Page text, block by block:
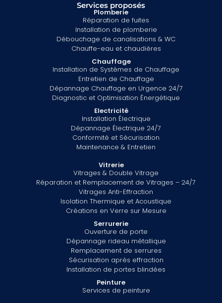
Services proposés
Plomberie
Réparation de fuites
Installation de plomberie
Débouchage de canalisations & WC
Chauffe-eau et chaudières
Chauffage
Installation de Systèmes de Chauffage
Entretien de Chauffage
Dépannage Chauffage en Urgence 24/7
Diagnostic et Optimisation Énergétique
Electricité
Installation Électrique
Dépannage Électrique 24/7
Conformité et Sécurisation
Maintenance & Entretien
Vitrerie
Vitrages & Double Vitrage
Réparation et Remplacement de Vitrages – 24/7
Vitrages Anti-Effraction
Isolation Thermique et Acoustique
Créations en Verre sur Mesure
Serrurerie
Ouverture de porte
Dépannage rideau métallique
Remplacement de serrures
Sécurisation après effraction
Installation de portes blindées
Peinture
Services de peinture